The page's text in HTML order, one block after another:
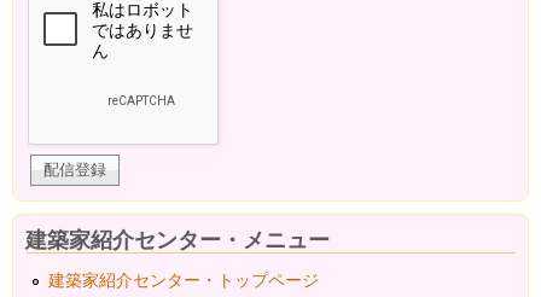
建築家紹介センター・メニュー
建築家紹介センター・トップページ